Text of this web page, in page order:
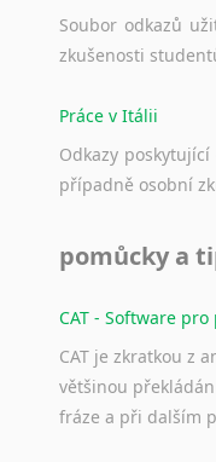
Soubor odkazů
zkušenosti
Práce v Itálii
Odkazy poskytující
případně osobní
pomůcky a
CAT - Software
CAT je zkratkou z
většinou
fráze a při dalším